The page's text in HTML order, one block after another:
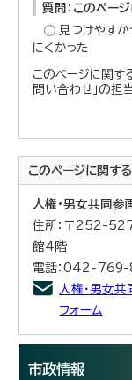
質問：このペー
見つけやすか
にくかった
このページに関す
問い合わせ」の担
このページに関する
人権・男女共同参
住所：〒252-
館4階
電話：042-
人権・男女
フォーム
市政情報